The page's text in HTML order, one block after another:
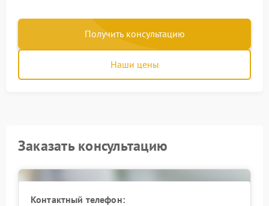
Получить консультацию
Наши цены
Заказать консультацию
Контактный телефон: